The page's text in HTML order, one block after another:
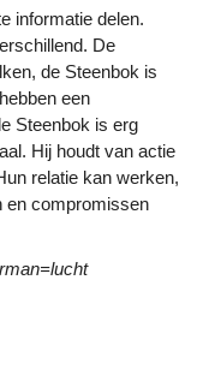
informatie delen.
De
de Steenbok is
een
Steenbok is erg
Hij houdt van actie
relatie kan werken,
en compromissen